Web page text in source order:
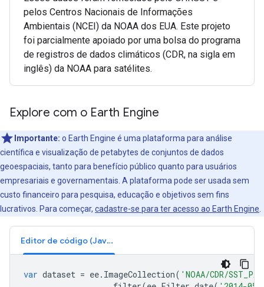
pelos Centros Nacionais de Informações
Ambientais (NCEI) da NOAA dos EUA. Este projeto
foi parcialmente apoiado por uma bolsa do programa
de registros de dados climáticos (CDR, na sigla em
inglês) da NOAA para satélites.
Explore com o Earth Engine
Importante: o Earth Engine é uma plataforma para análise
científica e visualização de petabytes de conjuntos de dados
geoespaciais, tanto para benefício público quanto para usuários
empresariais e governamentais. A plataforma pode ser usada sem
custo financeiro para pesquisa, educação e objetivos sem fins
lucrativos. Para começar, cadastre-se para ter acesso ao Earth Engine
Editor de código (JavaScript)
var dataset = ee. ImageCollection( 'NOAA/CDR/